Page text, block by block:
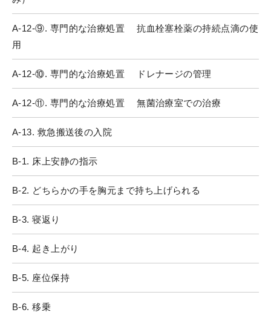
A-12-⑨. 専門的な治療処置 抗血栓塞栓薬の持続点滴の使
用
A-12-⑩. 専門的な治療処置 ドレナージの管理
A-12-⑪. 専門的な治療処置 無菌治療室での治療
A-13. 救急搬送後の入院
B-1. 床上安静の指示
B-2. どちらかの手を胸元まで持ち上げられる
B-3. 寝返り
B-4. 起き上がり
B-5. 座位保持
B-6. 移乗